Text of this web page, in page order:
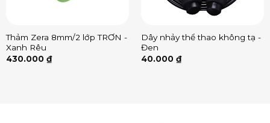
Thảm Zera 8mm/2 lớp TRƠN -
Xanh Rêu
430.000 ₫
Dây nhảy thể thao không tạ -
Đen
40.000 ₫